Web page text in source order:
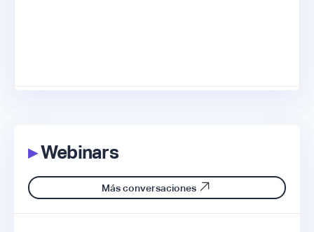
▸Webinars
Más conversaciones